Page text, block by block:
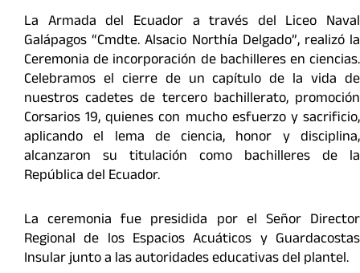
La Armada del Ecuador a través del Liceo Naval
Galápagos “Cmdte. Alsacio Northía Delgado”, realizó la
Ceremonia de incorporación de bachilleres en ciencias.
Celebramos el cierre de un capítulo de la vida de
nuestros cadetes de tercero bachillerato, promoción
Corsarios 19, quienes con mucho esfuerzo y sacrificio,
aplicando el lema de ciencia, honor y disciplina,
alcanzaron su titulación como bachilleres de la
República del Ecuador.
La ceremonia fue presidida por el Señor Director
Regional de los Espacios Acuáticos y Guardacostas
Insular junto a las autoridades educativas del plantel.